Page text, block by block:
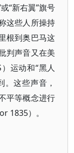
“新右翼”旗号
这些人所操持
根到奥巴马这
判声音又在美
运动和“黑人
。这些声音，
平等概念进行
1835）。